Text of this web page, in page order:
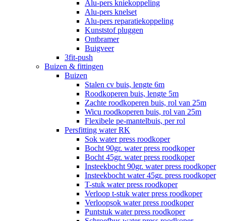
Alu-pers kniekoppeling
Alu-pers knelset
Alu-pers reparatiekoppeling
Kunststof pluggen
Ontbramer
Buigveer
3fit-push
Buizen & fittingen
Buizen
Stalen cv buis, lengte 6m
Roodkoperen buis, lengte 5m
Zachte roodkoperen buis, rol van 25m
Wicu roodkoperen buis, rol van 25m
Flexibele pe-mantelbuis, per rol
Persfitting water RK
Sok water press roodkoper
Bocht 90gr. water press roodkoper
Bocht 45gr. water press roodkoper
Insteekbocht 90gr. water press roodkoper
Insteekbocht water 45gr. press roodkoper
T-stuk water press roodkoper
Verloop t-stuk water press roodkoper
Verloopsok water press roodkoper
Puntstuk water press roodkoper